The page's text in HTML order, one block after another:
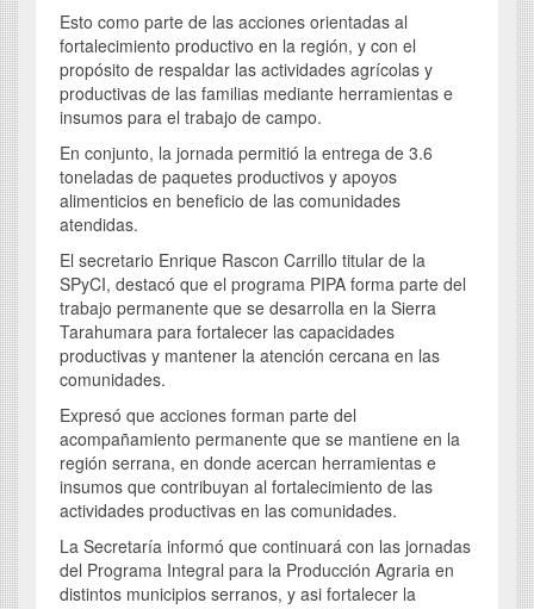
Esto como parte de las acciones orientadas al
fortalecimiento productivo en la región, y con el
propósito de respaldar las actividades agrícolas y
productivas de las familias mediante herramientas e
insumos para el trabajo de campo.
En conjunto, la jornada permitió la entrega de 3.6
toneladas de paquetes productivos y apoyos
alimenticios en beneficio de las comunidades
atendidas.
El secretario Enrique Rascon Carrillo titular de la
SPyCI, destacó que el programa PIPA forma parte del
trabajo permanente que se desarrolla en la Sierra
Tarahumara para fortalecer las capacidades
productivas y mantener la atención cercana en las
comunidades.
Expresó que acciones forman parte del
acompañamiento permanente que se mantiene en la
región serrana, en donde acercan herramientas e
insumos que contribuyan al fortalecimiento de las
actividades productivas en las comunidades.
La Secretaría informó que continuará con las jornadas
del Programa Integral para la Producción Agraria en
distintos municipios serranos, y asi fortalecer la